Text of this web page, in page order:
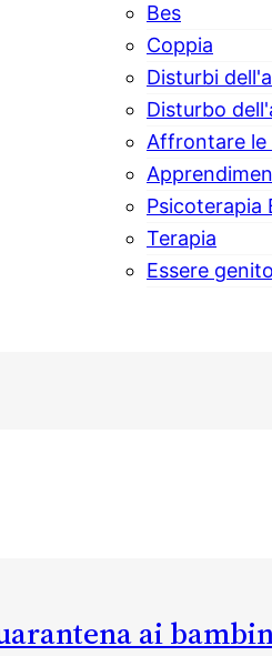
Bes
Coppia
Disturbi
Disturbo
Affrontare le
Psicoterapia
Terapia
Essere
ai